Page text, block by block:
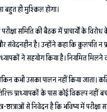
ही मुश्किल होगा।
समिति की बैठक में प्राचार्यों के
संवेदनहीन है। उन्होंने कहा कि कुलपति न
ने सहयोग किया है। नियमित
कभी उसका पालन नहीं किया जाता।
प्राध्यापकों के पास कोई विकल्प
छात्राओं से निवेदन है कि भविष्य में